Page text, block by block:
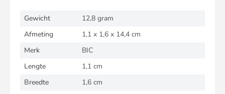
Gewicht
12,8 gram
Afmeting
1,1 x 1,6 x 14,4 cm
Merk
BIC
Lengte
1,1 cm
Breedte
1,6 cm